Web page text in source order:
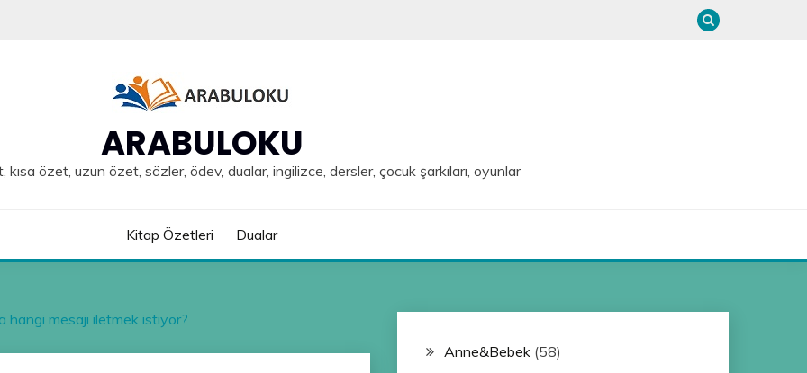
ARABULOKU
özet, uzun özet, sözler, ödev, dualar, ingilizce, dersler, çocuk şarkıları, oyunlar
Kitap Özetleri Dualar
hangi mesajı iletmek istiyor?
Anne&Bebek(58)